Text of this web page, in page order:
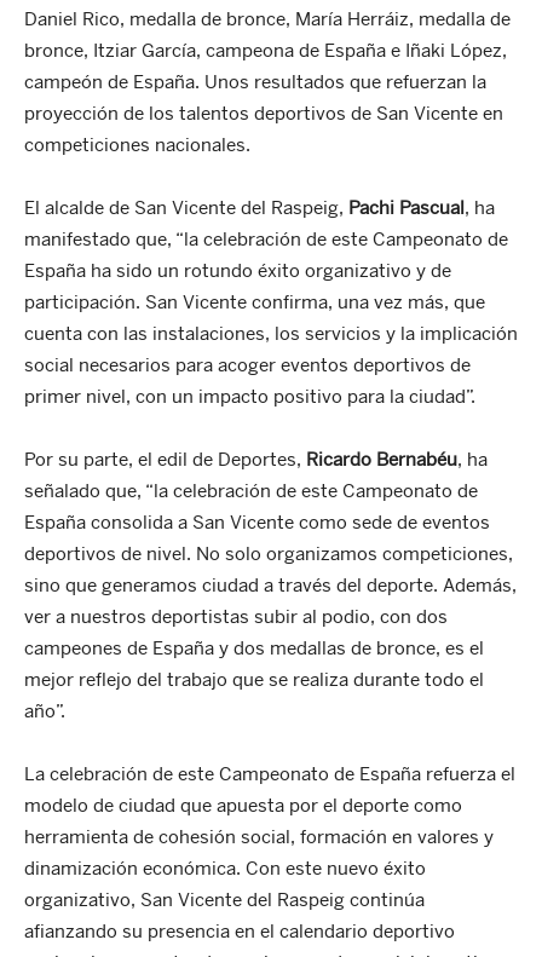
Daniel Rico, medalla de bronce, María Herráiz, medalla de
bronce, Itziar García, campeona de España e Iñaki López,
campeón de España. Unos resultados que refuerzan la
proyección de los talentos deportivos de San Vicente en
competiciones nacionales.
El alcalde de San Vicente del Raspeig, Pachi Pascual, ha
manifestado que, “la celebración de este Campeonato de
España ha sido un rotundo éxito organizativo y de
participación. San Vicente confirma, una vez más, que
cuenta con las instalaciones, los servicios y la implicación
social necesarios para acoger eventos deportivos de
primer nivel, con un impacto positivo para la ciudad”.
Por su parte, el edil de Deportes, Ricardo Bernabéu, ha
señalado que, “la celebración de este Campeonato de
España consolida a San Vicente como sede de eventos
deportivos de nivel. No solo organizamos competiciones,
sino que generamos ciudad a través del deporte. Además,
ver a nuestros deportistas subir al podio, con dos
campeones de España y dos medallas de bronce, es el
mejor reflejo del trabajo que se realiza durante todo el
año”.
La celebración de este Campeonato de España refuerza el
modelo de ciudad que apuesta por el deporte como
herramienta de cohesión social, formación en valores y
dinamización económica. Con este nuevo éxito
organizativo, San Vicente del Raspeig continúa
afianzando su presencia en el calendario deportivo